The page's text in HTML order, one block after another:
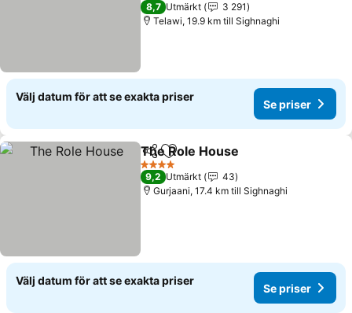
8,7 Utmärkt
3 291
Telawi, 19.9 km till Sighnaghi
Välj datum för att se exakta priser
Se priser
Dela Lägg till i Mina Favoriter
The Role House
4 Stjärnor
9,2 Utmärkt
43
Gurjaani, 17.4 km till Sighnaghi
Välj datum för att se exakta priser
Se priser